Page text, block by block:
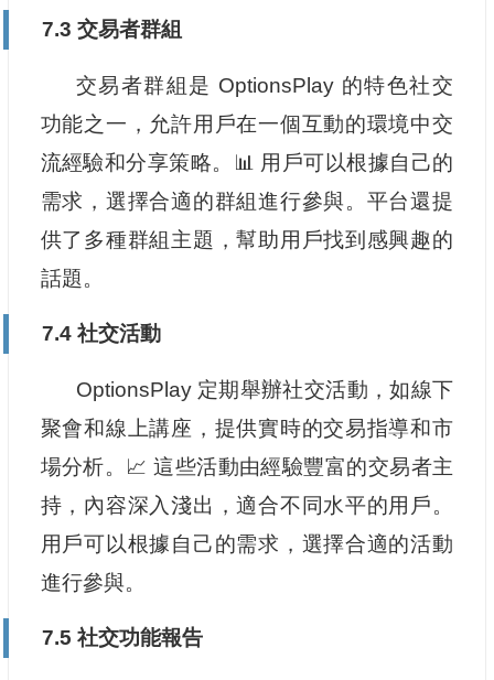
7.3 交易者群組
交易者群組是 OptionsPlay 的特色社交
功能之一，允許用戶在一個互動的環境中交
流經驗和分享策略。📊 用戶可以根據自己的
需求，選擇合適的群組進行參與。平台還提
供了多種群組主題，幫助用戶找到感興趣的
話題。
7.4 社交活動
OptionsPlay 定期舉辦社交活動，如線下
聚會和線上講座，提供實時的交易指導和市
場分析。📈 這些活動由經驗豐富的交易者主
持，內容深入淺出，適合不同水平的用戶。
用戶可以根據自己的需求，選擇合適的活動
進行參與。
7.5 社交功能報告